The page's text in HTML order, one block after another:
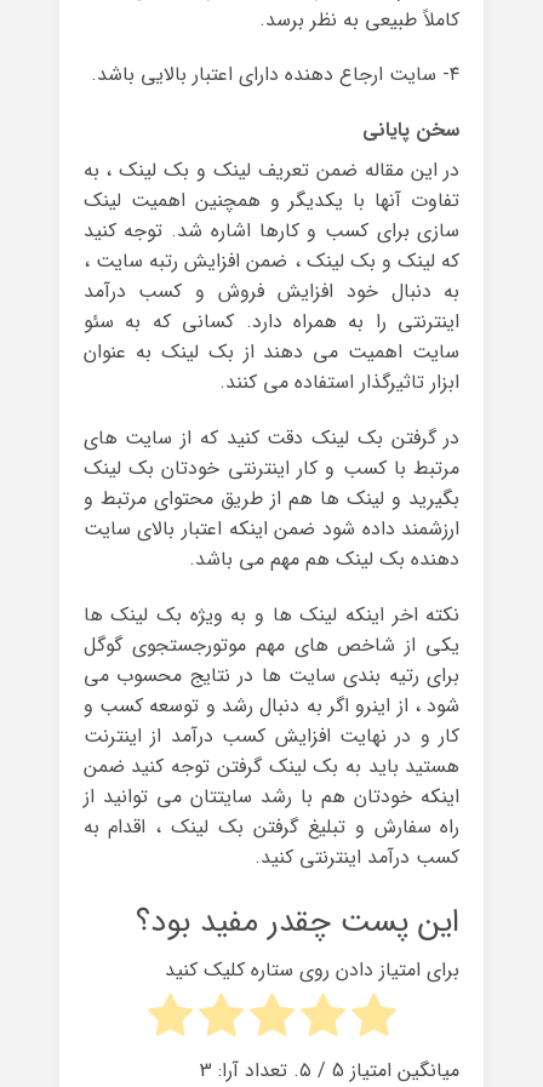
کاملاً طبیعی به نظر برسد.
۴- سایت ارجاع دهنده دارای اعتبار بالایی باشد.
سخن پایانی
در این مقاله ضمن تعریف لینک و بک لینک ، به
تفاوت آنها با یکدیگر و همچنین اهمیت لینک
سازی برای کسب و کارها اشاره شد. توجه کنید
که لینک و بک لینک ، ضمن افزایش رتبه سایت ،
به دنبال خود افزایش فروش و کسب درآمد
اینترنتی را به همراه دارد. کسانی که به سئو
سایت اهمیت می دهند از بک لینک به عنوان
ابزار تاثیرگذار استفاده می کنند.
در گرفتن بک لینک دقت کنید که از سایت های
مرتبط با کسب و کار اینترنتی خودتان بک لینک
بگیرید و لینک ها هم از طریق محتوای مرتبط و
ارزشمند داده شود ضمن اینکه اعتبار بالای سایت
دهنده بک لینک هم مهم می باشد.
نکته اخر اینکه لینک ها و به ویژه بک لینک ها
یکی از شاخص های مهم موتورجستجوی گوگل
برای رتیه بندی سایت ها در نتایج محسوب می
شود ، از اینرو اگر به دنبال رشد و توسعه کسب و
کار و در نهایت افزایش کسب درآمد از اینترنت
هستید باید به بک لینک گرفتن توجه کنید ضمن
اینکه خودتان هم با رشد سایتتان می توانید از
راه سفارش و تبلیغ گرفتن بک لینک ، اقدام به
کسب درآمد اینترنتی کنید.
این پست چقدر مفید بود؟
برای امتیاز دادن روی ستاره کلیک کنید
میانگین امتیاز 5/ ۵. تعداد آرا: 3